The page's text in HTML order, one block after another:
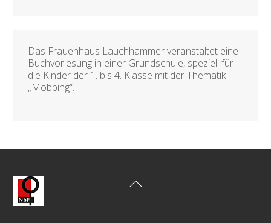
Das Frauenhaus Lauchhammer veranstaltet eine
Buchvorlesung in einer Grundschule, speziell für
die Kinder der 1. bis 4. Klasse mit der Thematik
„Mobbing“.
Back
To